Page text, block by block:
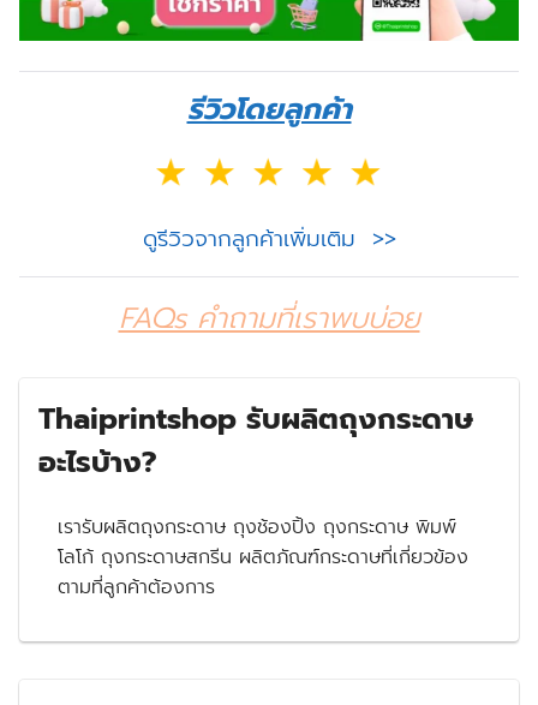
รีวิวโดยลูกค้า
ดูรีวิวจากลูกค้าเพิ่มเติม >>
FAQs คำถามที่เราพบบ่อย
Thaiprintshop รับผลิตถุงกระดาษ
อะไรบ้าง?
เรารับผลิตถุงกระดาษ ถุงช้องปิ้ง ถุงกระดาษ พิมพ์
โลโก้ ถุงกระดาษสกรีน ผลิตภัณฑ์กระดาษที่เกี่ยวข้อง
ตามที่ลูกค้าต้องการ